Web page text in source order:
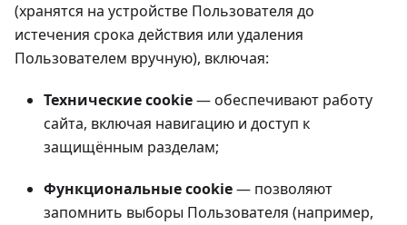
(хранятся на устройстве Пользователя до
истечения срока действия или удаления
Пользователем вручную), включая:
Технические cookie— обеспечивают работу
сайта, включая навигацию и доступ к
защищённым разделам;
Функциональные cookie— позволяют
запомнить выборы Пользователя (например,